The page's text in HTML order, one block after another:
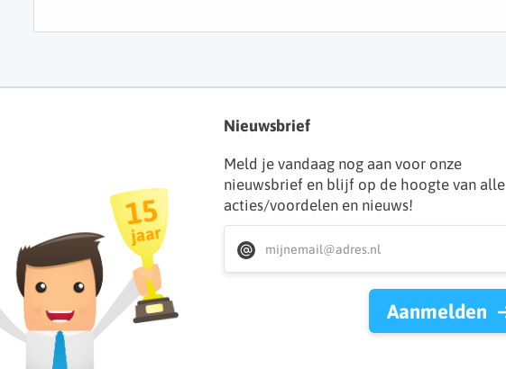
Nieuwsbrief
Meld je vandaag nog aan voor onze
nieuwsbrief en blijf op de hoogte van alle
acties/voordelen en nieuws!
Aanmelden